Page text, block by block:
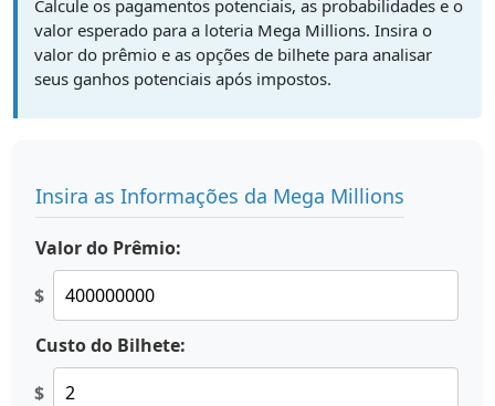
Calcule os pagamentos potenciais, as probabilidades e o
valor esperado para a loteria Mega Millions. Insira o
valor do prêmio e as opções de bilhete para analisar
seus ganhos potenciais após impostos.
Insira as Informações da Mega Millions
Valor do Prêmio:
$
Custo do Bilhete:
$